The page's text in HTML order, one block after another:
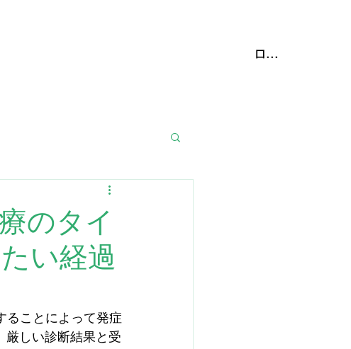
ログイン
タイ
い経過
ることによって発症
厳しい診断結果と受